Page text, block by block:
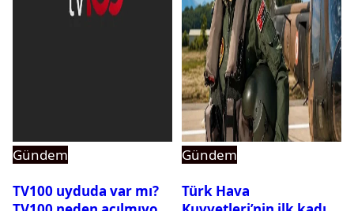
Gündem
TV100 uyduda var mı?
Gündem
Türk Hava